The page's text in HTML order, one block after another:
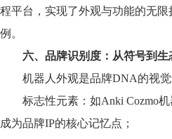
程平台，实现了外观与功能的无
例。
六、品牌识别度：从符号到生
机器人外观是品牌DNA的视觉
标志性元素：如Anki Cozmo
成为品牌IP的核心记忆点；